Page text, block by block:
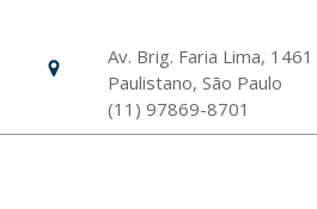
Av. Brig. Faria Lima,
Paulistano, São Paulo
(11) 97869-8701